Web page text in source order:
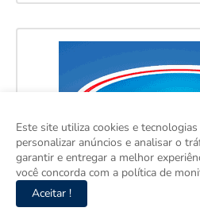
Este site utiliza cookies e
personalizar anúncios e analisar o
garantir e entregar a melhor
você concorda com a política de
Aceitar !